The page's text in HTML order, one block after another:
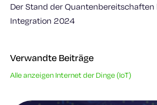
Der Stand der Quantenbereitschaften
Integration 2024
Verwandte Beiträge
Alle anzeigen Internet der Dinge (IoT)